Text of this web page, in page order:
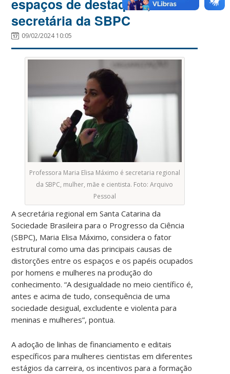
espaços de destaque”, diz
secretária da SBPC
09/02/2024 10:05
Professora Maria Elisa Máximo é secretaria regional
da SBPC, mulher, mãe e cientista. Foto: Arquivo
Pessoal
A secretária regional em Santa Catarina da
Sociedade Brasileira para o Progresso da Ciência
(SBPC), Maria Elisa Máximo, considera o fator
estrutural como uma das principais causas de
distorções entre os espaços e os papéis ocupados
por homens e mulheres na produção do
conhecimento. “A desigualdade no meio científico é,
antes e acima de tudo, consequência de uma
sociedade desigual, excludente e violenta para
meninas e mulheres”, pontua.
A adoção de linhas de financiamento e editais
específicos para mulheres cientistas em diferentes
estágios da carreira, os incentivos para a formação